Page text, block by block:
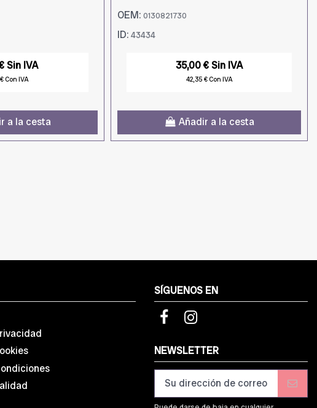
Sin IVA
Con IVA
a la cesta
OEM: 0130821730
ID: 43434
35,00 € Sin IVA
42,35 € Con IVA
Añadir a la cesta
SÍGUENOS EN
NEWSLETTER